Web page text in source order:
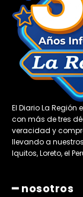
El Diario La
con más de tres
veracidad y
llevando a
Iquitos, Loreto, el
━ nosotros